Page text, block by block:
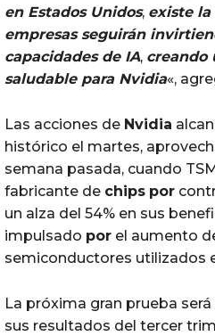
en Estados Unidos, existe la
empresas seguirán
capacidades de IA, creando
saludable para Nvidia«,
Las acciones de Nvidia
histórico el martes,
semana pasada, cuando
fabricante de chips por
un alza del 54% en sus
impulsado por el aumento
semiconductores utilizados
La próxima gran prueba
sus resultados del tercer